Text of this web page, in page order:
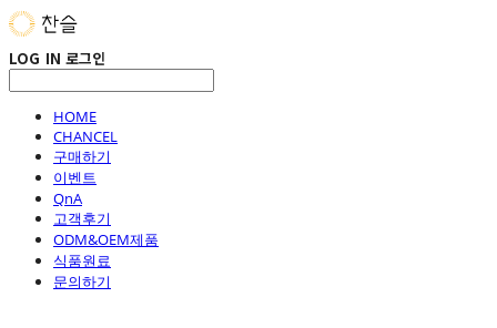
LOG IN 로그인
HOME
CHANCEL
구매하기
이벤트
QnA
고객후기
ODM&OEM제품
식품원료
문의하기